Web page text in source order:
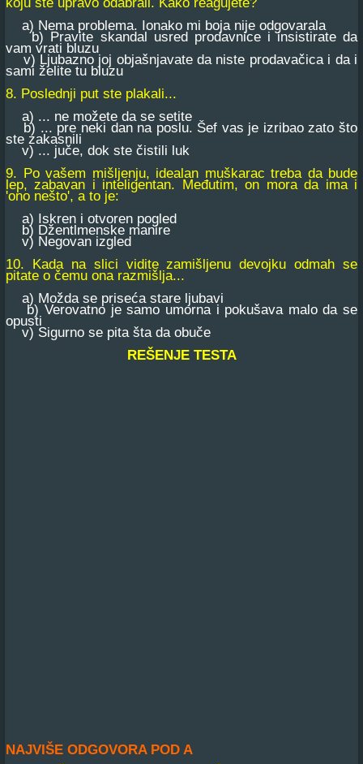
a) Nema problema. Ionako mi boja nije odgovarala
b) Pravite skandal usred prodavnice i insistirate da
vam vrati bluzu
v) Ljubazno joj objašnjavate da niste prodavačica i da i
sami želite tu bluzu
8. Poslednji put ste plakali...
a) ... ne možete da se setite
b) ... pre neki dan na poslu. Šef vas je izribao zato što
ste zakasnili
v) ... juče, dok ste čistili luk
9. Po vašem mišljenju, idealan muškarac treba da bude
lep, zabavan i inteligentan. Međutim, on mora da ima i
'ono nešto', a to je:
a) Iskren i otvoren pogled
b) Džentlmenske manire
v) Negovan izgled
10. Kada na slici vidite zamišljenu devojku odmah se
pitate o čemu ona razmišlja...
a) Možda se priseća stare ljubavi
b) Verovatno je samo umorna i pokušava malo da se
opusti
v) Sigurno se pita šta da obuče
REŠENJE TESTA
NAJVIŠE ODGOVORA POD A